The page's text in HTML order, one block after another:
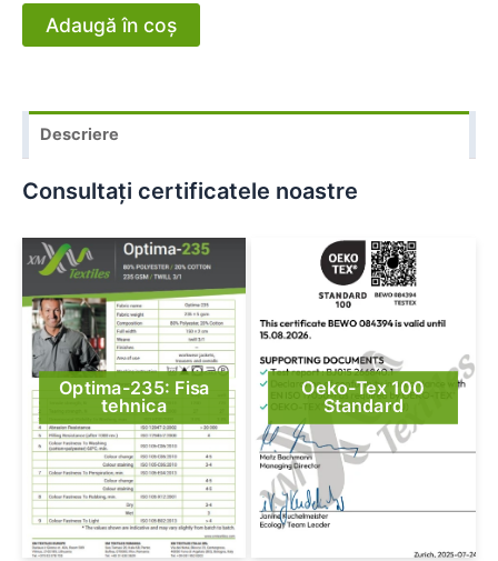
Adaugă în coș
Descriere
Consultați certificatele noastre
Optima-235: Fisa
tehnica
Oeko-Tex 100
Standard